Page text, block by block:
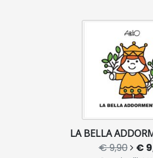
LA BELLA
€ 9,90 €